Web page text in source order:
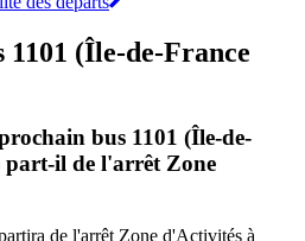
1101 (Île-de-France
bus 1101 (Île-de-
part-il de l'arrêt Zone
de l'arrêt Zone d'Activités à